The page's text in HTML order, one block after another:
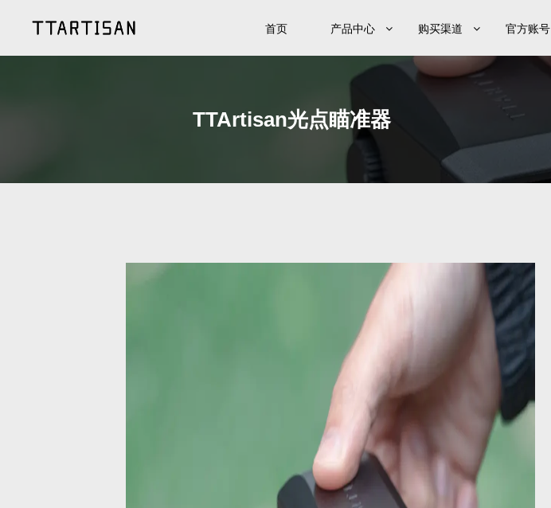
首页 产品中心 购买渠道 官方账号
TTArtisan光点瞄准器